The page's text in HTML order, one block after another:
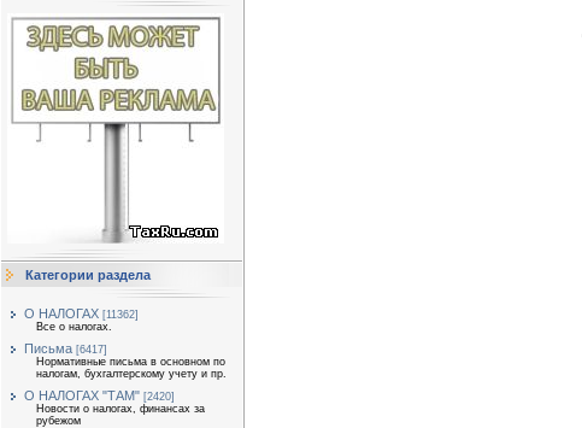
Категории раздела
О НАЛОГАХ [11362]
Все о налогах.
Письма [6417]
Нормативные письма в основном по
налогам, бухгалтерскому учету и пр.
О НАЛОГАХ "ТАМ" [2420]
Новости о налогах, финансах за
рубежом